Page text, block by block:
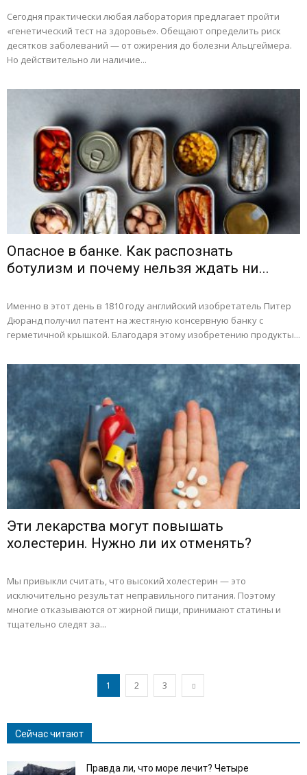
Сегодня практически любая лаборатория предлагает пройти
«генетический тест на здоровье». Обещают определить риск
десятков заболеваний — от ожирения до болезни Альцгеймера.
Но действительно ли наличие...
Опасное в банке. Как распознать
ботулизм и почему нельзя ждать ни...
Именно в этот день в 1810 году английский изобретатель Питер
Дюранд получил патент на жестяную консервную банку с
герметичной крышкой. Благодаря этому изобретению продукты...
Эти лекарства могут повышать
холестерин. Нужно ли их отменять?
Мы привыкли считать, что высокий холестерин — это
исключительно результат неправильного питания. Поэтому
многие отказываются от жирной пищи, принимают статины и
тщательно следят за...
1 2 3
Сейчас читают
Правда ли, что море лечит? Четыре